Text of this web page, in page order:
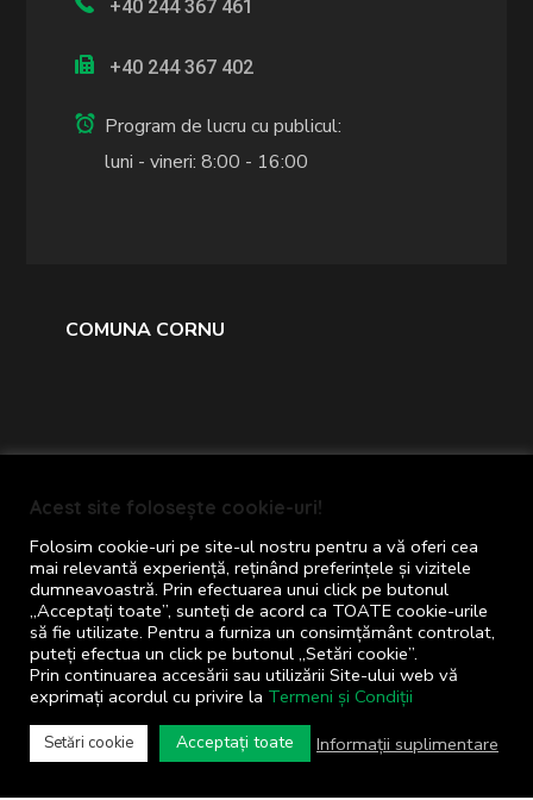
+40 244 367 461
+40 244 367 402
Program de lucru cu publicul:
luni - vineri: 8:00 - 16:00
COMUNA CORNU
Primăria comunei Cornu © 2024
Toate drepturile rezervate
Termeni și Condiții
Concept realizat deBig Media Relații Publice
SRL
Acest site folosește cookie-uri!
Folosim cookie-uri pe site-ul nostru pentru a vă oferi cea
mai relevantă experiență, reținând preferințele și vizitele
dumneavoastră. Prin efectuarea unui click pe butonul
„Acceptați toate”, sunteți de acord ca TOATE cookie-urile
să fie utilizate. Pentru a furniza un consimțământ controlat,
puteți efectua un click pe butonul „Setări cookie”.
Prin continuarea accesării sau utilizării Site-ului web vă
exprimați acordul cu privire la Termeni și Condiții
Setări cookie Acceptați toate Informații suplimentare